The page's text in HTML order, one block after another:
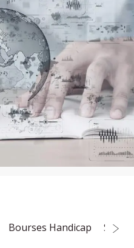
Bourses Handicap